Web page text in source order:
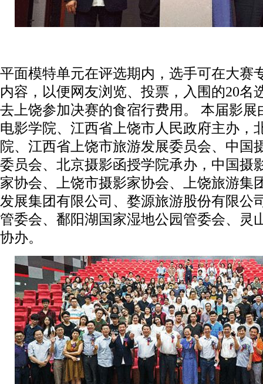
平面模特单元在评选期内，选手可在大赛
内容，以便网友浏览、投票，入围的20名
去上饶参加决赛的食宿行费用。 本届影展
电影学院、江西省上饶市人民政府主办，
院、江西省上饶市旅游发展委员会、中国
委员会、北京摄影函授学院承办，中国摄
家协会、上饶市摄影家协会、上饶旅游集
发展集团有限公司、婺源旅游股份有限公
管委会、鄱阳湖国家湿地公园管委会、灵
协办。